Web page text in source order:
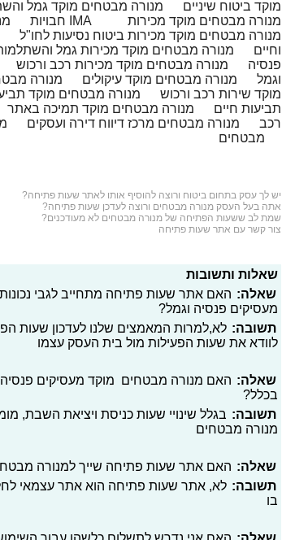
מוקד ביטוח שיניים
מנורה מבטחים מוקד גמל
חבויות מנורה מבטחים מוקד חירום רפואי בחו"ל IMA
מנורה מבטחים מוקד מכירות
מנורה מבטחים מוקד מכירות ביטוח נסיעות לחו"ל
וחיים
מנורה מבטחים מוקד מכירות גמל
פנסיה
מנורה מבטחים מוקד מכירות רכב ורכוש
וגמל
מנורה מבטחים מוקד עיקולים מנורה
מוקד שירות רכב ורכוש
מנורה מבטחים מוקד
תביעות חיים
מנורה מבטחים מוקד תמיכה באתר
רכב
מנורה מבטחים מרכז דיווח דירה ועסקים
יש לך עסק בתחוםביטוח ורוצה להוסיף אותו לאתר שעות פתיחה?
אתה בעל העסק מנורה מבטחים ורוצה לעדכן שעות פתיחה?
שמת לב ששעות הפתיחה של מנורה מבטחים לא מעודכנים?
צור קשר עם אתר שעות פתיחה
שאלות ותשובות
שאלה: האם אתר שעות פתיחה מתחייב לגבי
מעסיקים פנסיה וגמל?
תשובה: לא,למרות המאמצים שלנו לעדכון שעות
לוודא את שעות הפעילות מול בית העסק עצמו
שאלה: האם מנורה מבטחים מוקד מעסיקים פנסיה
בכלל?
תשובה: בגלל שינויי שעות כניסת ויציאת השבת,
מנורה מבטחים
שאלה: האם אתר שעות פתיחה שייך למנורה
תשובה: לא, אתר שעות פתיחה הוא אתר עצמאי
בו